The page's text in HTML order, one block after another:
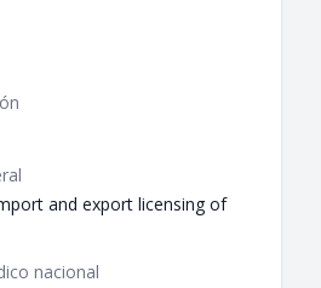
and export licensing of
nacional